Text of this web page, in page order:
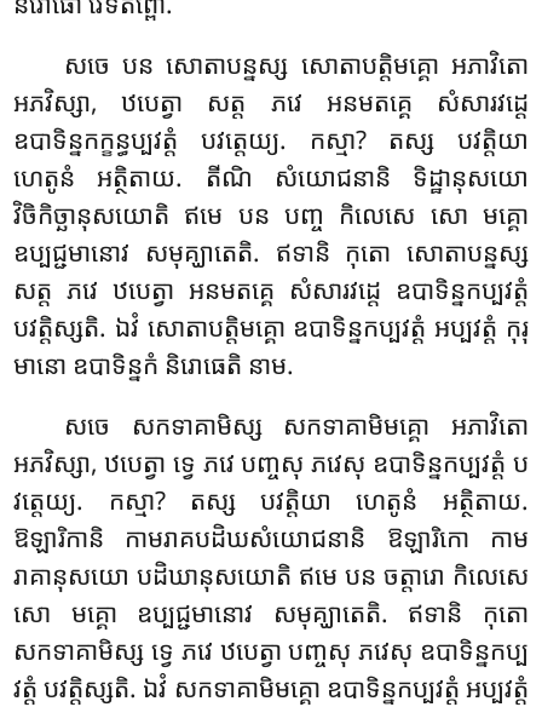
សចេ បន សោតាបន្នស្ស សោតាបត្តិមគ្គោ អភាវិតោ
អភវិស្សា, ឋបេត្វា សត្ត ភវេ អនមតគ្គេ សំសារវដ្ដេ
ឧបាទិន្នកក្ខន្ធប្បវត្តំ បវត្តេយ្យ. កស្មា? តស្ស បវត្តិយា
ហេតូនំ អត្ថិតាយ. តីណិ សំយោជនានិ ទិដ្ឋានុសយោ
វិចិកិច្ឆានុសយោតិ ឥមេ បន បញ្ច កិលេសេ សោ មគ្គោ
ឧប្បជ្ជមានោវ សមុគ្ឃាតេតិ. ឥទានិ កុតោ សោតាបន្នស្ស
សត្ត ភវេ ឋបេត្វា អនមតគ្គេ សំសារវដ្ដេ ឧបាទិន្នកប្បវត្តំ
បវត្តិស្សតិ. ឯវំ សោតាបត្តិមគ្គោ ឧបាទិន្នកប្បវត្តំ អប្បវត្តំ កុរុ
មានោ ឧបាទិន្នកំ និរោធេតិ នាម.
សចេ សកទាគាមិស្ស សកទាគាមិមគ្គោ អភាវិតោ
អភវិស្សា, ឋបេត្វា ទ្វេ ភវេ បញ្ចសុ ភវេសុ ឧបាទិន្នកប្បវត្តំ ប
វត្តេយ្យ. កស្មា? តស្ស បវត្តិយា ហេតូនំ អត្ថិតាយ.
ឱឡារិកានិ កាមរាគបដិឃសំយោជនានិ ឱឡារិកោ កាម
រាគានុសយោ បដិឃានុសយោតិ ឥមេ បន ចត្តារោ កិលេសេ
សោ មគ្គោ ឧប្បជ្ជមានោវ សមុគ្ឃាតេតិ. ឥទានិ កុតោ
សកទាគាមិស្ស ទ្វេ ភវេ ឋបេត្វា បញ្ចសុ ភវេសុ ឧបាទិន្នកប្ប
វត្តំ បវត្តិស្សតិ. ឯវំ សកទាគាមិមគ្គោ ឧបាទិន្នកប្បវត្តំ អប្បវត្តំ